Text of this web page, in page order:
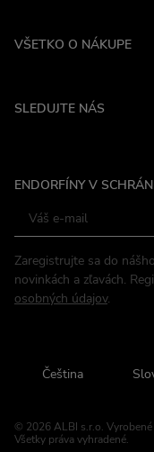
VŠETKO O NÁKUPE
SLEDUJTE NÁS
Facebook
ENDORFÍNY V
Zaregistrujte sa do
novinkách a zľavách.
osobných údajov.
Čeština
© 2026 ALBI s.r.o. Vyrobené
Všetky práva vyhradené.